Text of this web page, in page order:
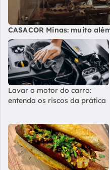
CASACOR Minas: muito
Lavar o motor do carro:
entenda os riscos da prática